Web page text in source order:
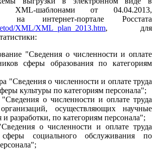
XML-шаблонами от 04.04.2013,
на интернет-портале Росстата
XML/XML_plan_2013.htm, для
"Сведения о численности и оплате
сферы образования по категориям
"Сведения о численности и оплате труда
культуры по категориям персонала";
о численности и оплате труда
осуществляющих научные
и разработки, по категориям персонала";
о численности и оплате труда
сферы социального обслуживания по